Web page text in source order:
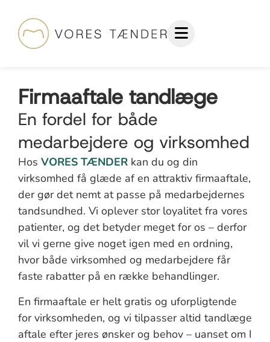
Firmaaftale tandlæge
En fordel for både
medarbejdere og virksomhed
Hos VORES TÆNDER kan du og din
virksomhed få glæde af en attraktiv firmaaftale,
der gør det nemt at passe på medarbejdernes
tandsundhed. Vi oplever stor loyalitet fra vores
patienter, og det betyder meget for os – derfor
vil vi gerne give noget igen med en ordning,
hvor både virksomhed og medarbejdere får
faste rabatter på en række behandlinger.
En firmaaftale er helt gratis og uforpligtende
for virksomheden, og vi tilpasser altid tandlæge
aftale efter jeres ønsker og behov – uanset om I